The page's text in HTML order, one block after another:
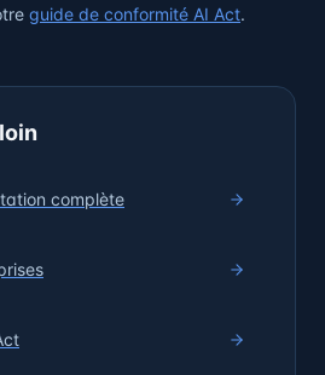
guide de conformité AI Act.
complète